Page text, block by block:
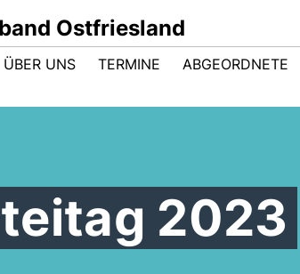
Ostfriesland
ÜBER UNS TERMINE ABGEORDNETE
2023